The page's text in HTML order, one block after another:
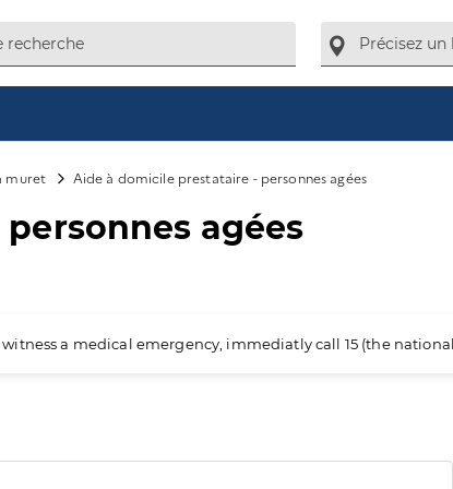
muret Aide à domicile prestataire - personnes agées
agées
a medical emergency, immediatly call 15 (the